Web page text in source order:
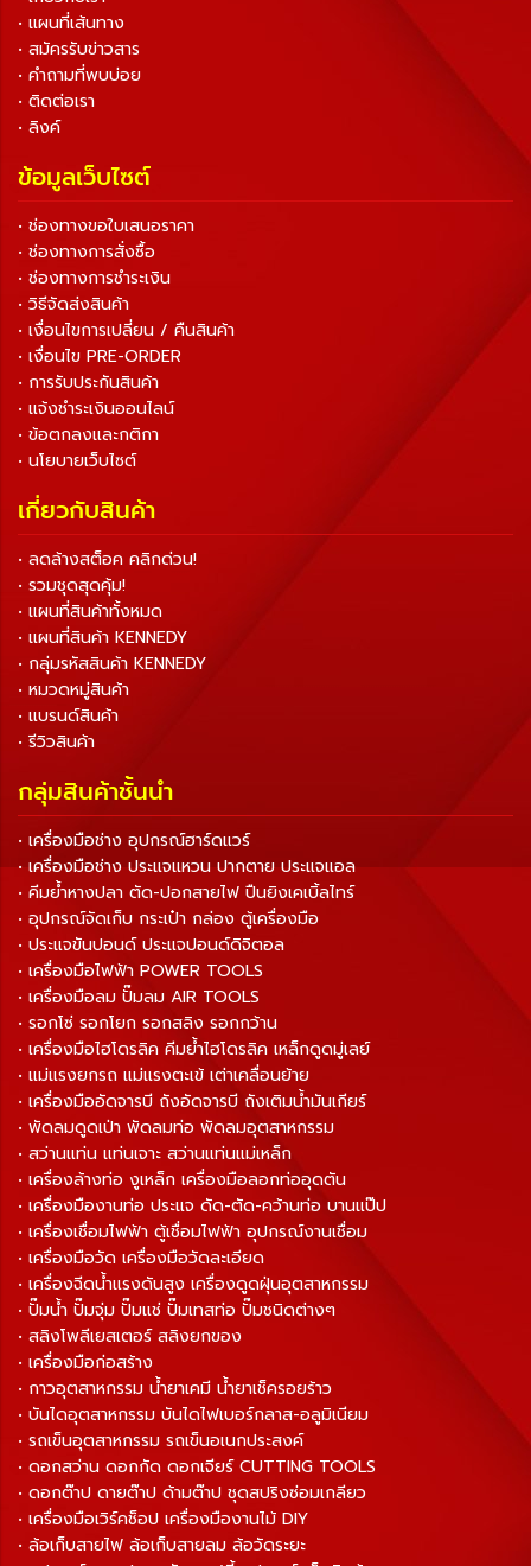
• แผนที่เส้นทาง
• สมัครรับข่าวสาร
• คำถามที่พบบ่อย
• ติดต่อเรา
• ลิงค์
ข้อมูลเว็บไซต์
• ช่องทางขอใบเสนอราคา
• ช่องทางการสั่งซื้อ
• ช่องทางการชำระเงิน
• วิธีจัดส่งสินค้า
• เงื่อนไขการเปลี่ยน / คืนสินค้า
• เงื่อนไข PRE-ORDER
• การรับประกันสินค้า
• แจ้งชำระเงินออนไลน์
• ข้อตกลงและกติกา
• นโยบายเว็บไซต์
เกี่ยวกับสินค้า
• ลดล้างสต็อค คลิกด่วน!
• รวมชุดสุดคุ้ม!
• แผนที่สินค้าทั้งหมด
• แผนที่สินค้า KENNEDY
• กลุ่มรหัสสินค้า KENNEDY
• หมวดหมู่สินค้า
• แบรนด์สินค้า
• รีวิวสินค้า
กลุ่มสินค้าชั้นนำ
• เครื่องมือช่าง อุปกรณ์ฮาร์ดแวร์
• เครื่องมือช่าง ประแจแหวน ปากตาย ประแจแอล
• คีมย้ำหางปลา ตัด-ปอกสายไฟ ปืนยิงเคเบิ้ลไทร์
• อุปกรณ์จัดเก็บ กระเป๋า กล่อง ตู้เครื่องมือ
• ประแจขันปอนด์ ประแจปอนด์ดิจิตอล
• เครื่องมือไฟฟ้า POWER TOOLS
• เครื่องมือลม ปั๊มลม AIR TOOLS
• รอกโซ่ รอกโยก รอกสลิง รอกกว้าน
• เครื่องมือไฮโดรลิค คีมย้ำไฮโดรลิค เหล็กดูดมู่เลย์
• แม่แรงยกรถ แม่แรงตะเข้ เต่าเคลื่อนย้าย
• เครื่องมืออัดจารบี ถังอัดจารบี ถังเติมน้ำมันเกียร์
• พัดลมดูดเป่า พัดลมท่อ พัดลมอุตสาหกรรม
• สว่านแท่น แท่นเจาะ สว่านแท่นแม่เหล็ก
• เครื่องล้างท่อ งูเหล็ก เครื่องมือลอกท่ออุดตัน
• เครื่องมืองานท่อ ประแจ ดัด-ตัด-คว้านท่อ บานแป๊ป
• เครื่องเชื่อมไฟฟ้า ตู้เชื่อมไฟฟ้า อุปกรณ์งานเชื่อม
• เครื่องมือวัด เครื่องมือวัดละเอียด
• เครื่องฉีดน้ำแรงดันสูง เครื่องดูดฝุ่นอุตสาหกรรม
• ปั๊มน้ำ ปั๊มจุ่ม ปั๊มแช่ ปั๊มเทสท่อ ปั๊มชนิดต่างๆ
• สลิงโพลีเยสเตอร์ สลิงยกของ
• เครื่องมือก่อสร้าง
• กาวอุตสาหกรรม น้ำยาเคมี น้ำยาเช็ครอยร้าว
• บันไดอุตสาหกรรม บันไดไฟเบอร์กลาส-อลูมิเนียม
• รถเข็นอุตสาหกรรม รถเข็นอเนกประสงค์
• ดอกสว่าน ดอกกัด ดอกเจียร์ CUTTING TOOLS
• ดอกต๊าป ดายต๊าป ด้ามต๊าป ชุดสปริงซ่อมเกลียว
• เครื่องมือเวิร์คช็อป เครื่องมืองานไม้ DIY
• ล้อเก็บสายไฟ ล้อเก็บสายลม ล้อวัดระยะ